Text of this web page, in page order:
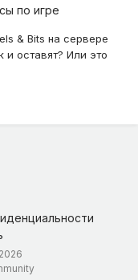
по игре
& Bits на сервере
оставят? Или это